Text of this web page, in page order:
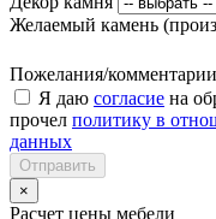
Желаемый камень
Пожелания/комментарии
Я даю согласие на
прочел политику в
данных
Отправить
×
Расчет цены мебели